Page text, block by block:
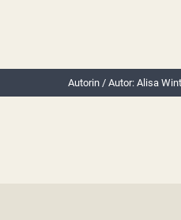
Autorin / Autor: Alisa